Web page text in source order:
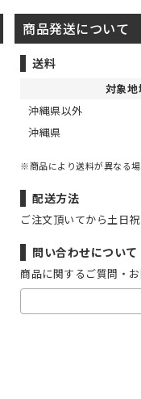
商品発送について
送料
対象地
沖縄県以外
沖縄県
※商品により送料が異なる場
配送方法
ご注文頂いてから土日
問い合わせについて
商品に関するご質問・